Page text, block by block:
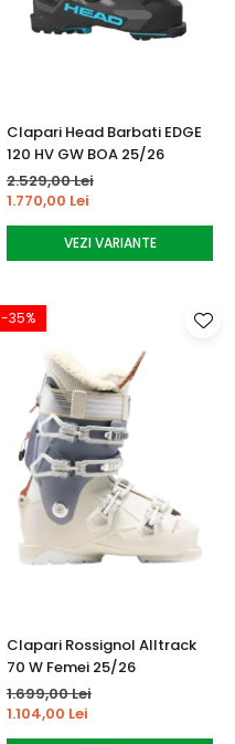
Clapari Head Barbati EDGE
120 HV GW BOA 25/26
2.529,00 Lei
1.770,00 Lei
VEZI VARIANTE
-35%
Clapari Rossignol Alltrack
70 W Femei 25/26
1.699,00 Lei
1.104,00 Lei